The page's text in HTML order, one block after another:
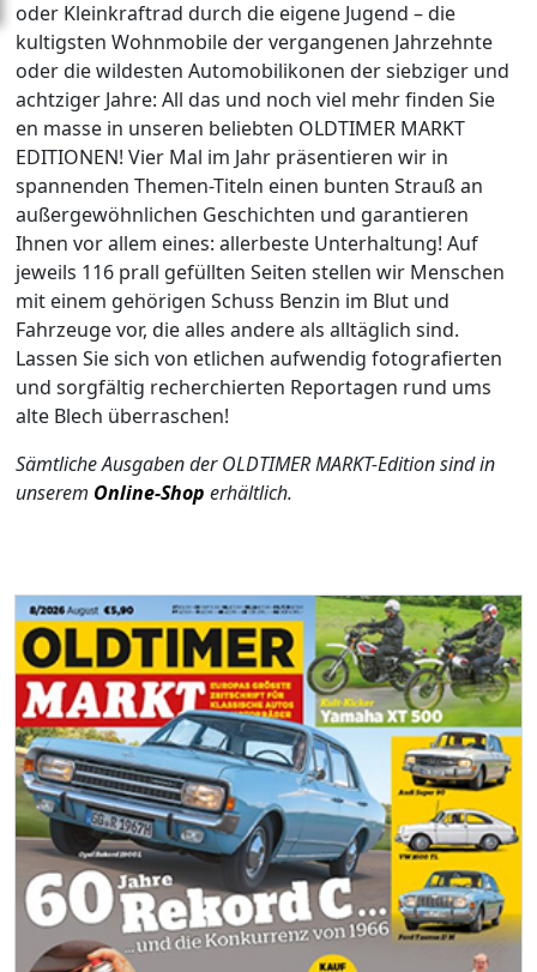
oder Kleinkraftrad durch die eigene Jugend – die
kultigsten Wohnmobile der vergangenen Jahrzehnte
oder die wildesten Automobilikonen der siebziger und
achtziger Jahre: All das und noch viel mehr finden Sie
en masse in unseren beliebten OLDTIMER MARKT
EDITIONEN! Vier Mal im Jahr präsentieren wir in
spannenden Themen-Titeln einen bunten Strauß an
außergewöhnlichen Geschichten und garantieren
Ihnen vor allem eines: allerbeste Unterhaltung! Auf
jeweils 116 prall gefüllten Seiten stellen wir Menschen
mit einem gehörigen Schuss Benzin im Blut und
Fahrzeuge vor, die alles andere als alltäglich sind.
Lassen Sie sich von etlichen aufwendig fotografierten
und sorgfältig recherchierten Reportagen rund ums
alte Blech überraschen!
Sämtliche Ausgaben der OLDTIMER MARKT-Edition sind in
unserem Online-Shop erhältlich.